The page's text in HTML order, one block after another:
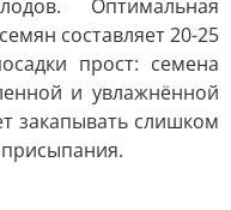
Оптимальная
составляет 20-25
прост: семена
и увлажнённой
закапывать слишком